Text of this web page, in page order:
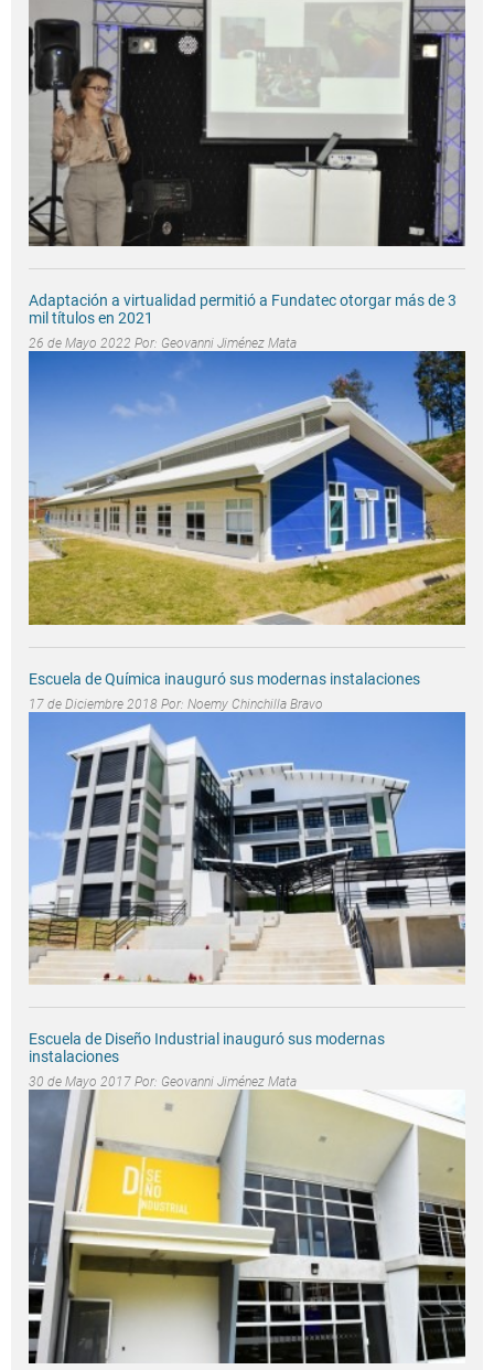
Adaptación a virtualidad permitió a Fundatec otorgar más de 3
mil títulos en 2021
26 de Mayo 2022 Por: Geovanni Jiménez Mata
Escuela de Química inauguró sus modernas instalaciones
17 de Diciembre 2018 Por: Noemy Chinchilla Bravo
Escuela de Diseño Industrial inauguró sus modernas
instalaciones
30 de Mayo 2017 Por: Geovanni Jiménez Mata